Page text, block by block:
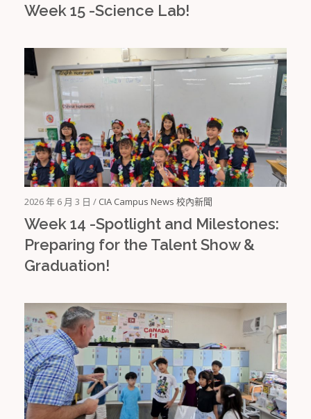
Week 15 -Science Lab!
2026 年 6 月 3 日 / CIA Campus News 校內新聞
Week 14 -Spotlight and Milestones:
Preparing for the Talent Show &
Graduation!